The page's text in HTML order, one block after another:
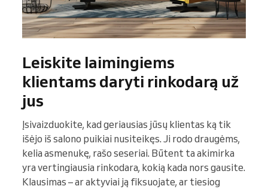
Leiskite laimingiems
klientams daryti rinkodarą už
jus
Įsivaizduokite, kad geriausias jūsų klientas ką tik
išėjo iš salono puikiai nusiteikęs. Ji rodo draugėms,
kelia asmenukę, rašo seseriai. Būtent ta akimirka
yra vertingiausia rinkodara, kokią kada nors gausite.
Klausimas – ar aktyviai ją fiksuojate, ar tiesiog